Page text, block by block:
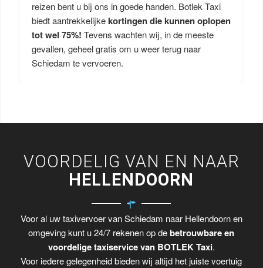
reizen bent u bij ons in goede handen. Botlek Taxi
biedt aantrekkelijkekortingen die kunnen oplopen
tot wel 75%! Tevens wachten wij, in de meeste
gevallen, geheel gratis om u weer terug naar
Schiedam te vervoeren.
VOORDELIG VAN EN NAAR
HELLENDOORN
Voor al uw taxivervoer van Schiedam naar Hellendoorn en
omgeving kunt u 24/7 rekenen op debetrouwbare en
voordelige taxiservice van BOTLEK Taxi.
Voor iedere gelegenheid bieden wij altijd het juiste voertuig